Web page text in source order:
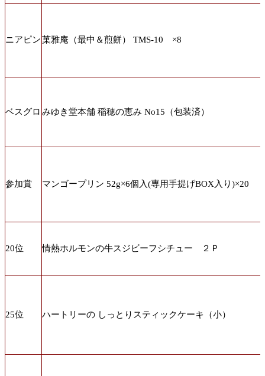
ニアピン菓雅庵（最中＆煎餅） TMS-10 ×8
ベスグロ みゆき堂本舗 稲穂の恵み No15（包装済）
参加賞 マンゴープリン 52g×6個入(専用手提げBOX入り)×20
20位 情熱ホルモンの牛スジビーフシチュー ２Ｐ
25位 ハートリーの しっとりスティックケーキ（小）